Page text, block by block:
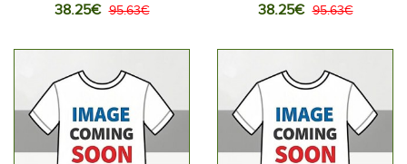
Kotipaita MM-kisat 2026
38.25€ 95.63€
Vieraspaita MM-kisat 2026
38.25€ 95.63€